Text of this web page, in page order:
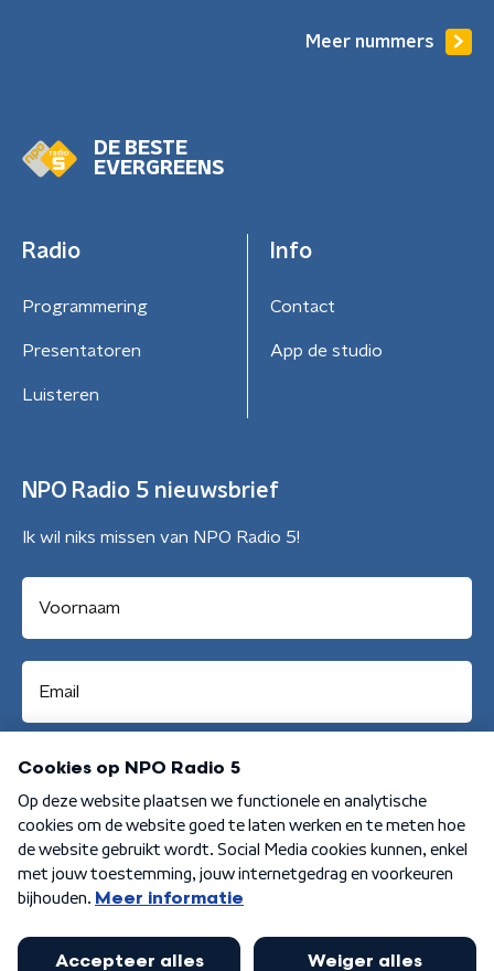
Meer nummers
DE BESTE
EVERGREENS
Radio
Programmering
Presentatoren
Luisteren
Info
Contact
App de studio
NPO Radio 5 nieuwsbrief
Ik wil niks missen van NPO Radio 5!
Aanmelden
Algemene voorwaarden